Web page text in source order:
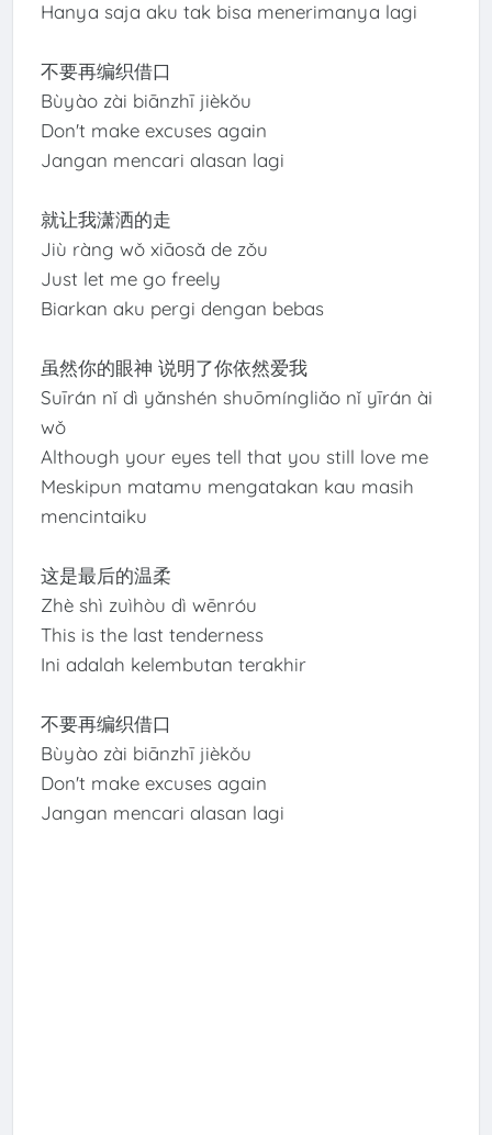
Hanya saja aku tak bisa menerimanya lagi
不要再编织借口
Bùyào zài biānzhī jièkǒu
Don't make excuses again
Jangan mencari alasan lagi
就让我潇洒的走
Jiù ràng wǒ xiāosǎ de zǒu
Just let me go freely
Biarkan aku pergi dengan bebas
虽然你的眼神 说明了你依然爱我
Suīrán nǐ dì yǎnshén shuōmíngliǎo nǐ yīrán ài
wǒ
Although your eyes tell that you still love me
Meskipun matamu mengatakan kau masih
mencintaiku
这是最后的温柔
Zhè shì zuìhòu dì wēnróu
This is the last tenderness
Ini adalah kelembutan terakhir
不要再编织借口
Bùyào zài biānzhī jièkǒu
Don't make excuses again
Jangan mencari alasan lagi